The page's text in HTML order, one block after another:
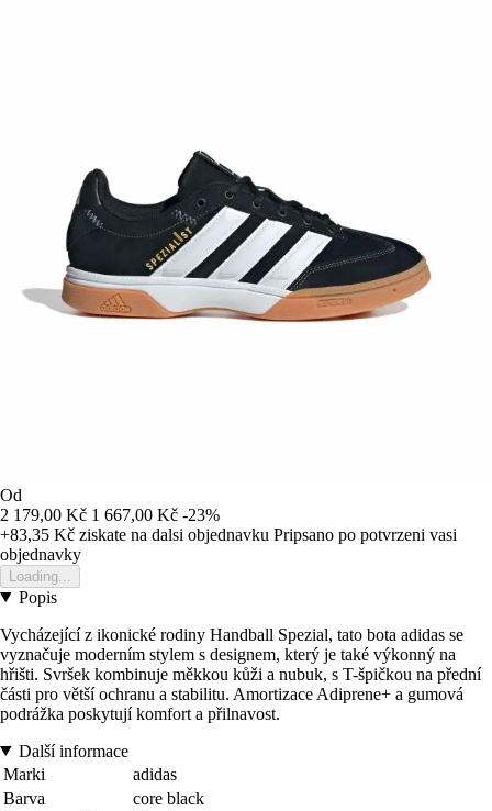
Od
2 179,00 Kč 1 667,00 Kč -23%
+83,35 Kč ziskate na dalsi objednavku Pripsano po potvrzeni vasi
objednavky
Loading...
Popis
Vycházející z ikonické rodiny Handball Spezial, tato bota adidas se
vyznačuje moderním stylem s designem, který je také výkonný na
hřišti. Svršek kombinuje měkkou kůži a nubuk, s T-špičkou na přední
části pro větší ochranu a stabilitu. Amortizace Adiprene+ a gumová
podrážka poskytují komfort a přilnavost.
Další informace
Marki
adidas
Barva
core black